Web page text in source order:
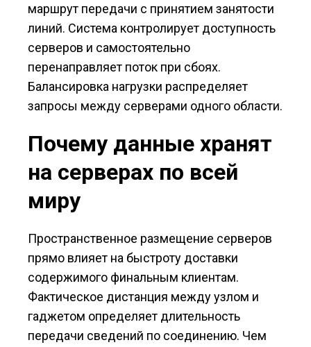
маршрут передачи с принятием занятости
линий. Система контролирует доступность
серверов и самостоятельно
перенаправляет поток при сбоях.
Балансировка нагрузки распределяет
запросы между серверами одного области.
Почему данные хранят
на серверах по всей
миру
Пространственное размещение серверов
прямо влияет на быстроту доставки
содержимого финальным клиентам.
Фактическое дистанция между узлом и
гаджетом определяет длительность
передачи сведений по соединению. Чем